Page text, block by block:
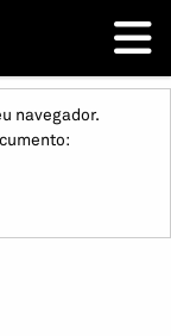
navegador.